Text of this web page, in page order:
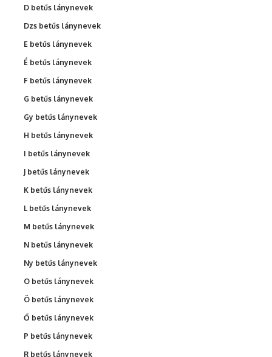
D betűs lánynevek
Dzs betűs lánynevek
E betűs lánynevek
É betűs lánynevek
F betűs lánynevek
G betűs lánynevek
Gy betűs lánynevek
H betűs lánynevek
I betűs lánynevek
J betűs lánynevek
K betűs lánynevek
L betűs lánynevek
M betűs lánynevek
N betűs lánynevek
Ny betűs lánynevek
O betűs lánynevek
Ö betűs lánynevek
Ő betűs lánynevek
P betűs lánynevek
R betűs lánynevek